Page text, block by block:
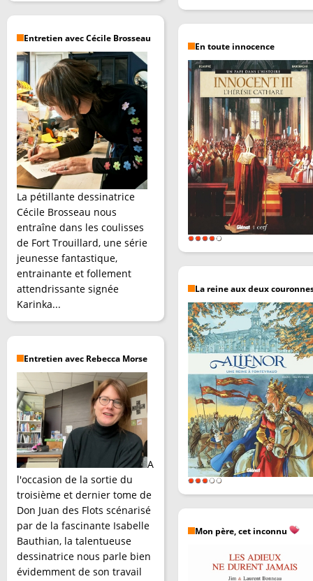
Entretien avec Cécile Brosseau
La pétillante dessinatrice
Cécile Brosseau nous
entraîne dans les coulisses
de Fort Trouillard, une série
jeunesse fantastique,
entrainante et follement
attendrissante signée
Karinka...
Entretien avec Rebecca Morse
A
l'occasion de la sortie du
troisième et dernier tome de
Don Juan des Flots scénarisé
par de la fascinante Isabelle
Bauthian, la talentueuse
dessinatrice nous parle bien
évidemment de son travail
En toute innocence
La reine aux deux
Mon père, cet inconnu